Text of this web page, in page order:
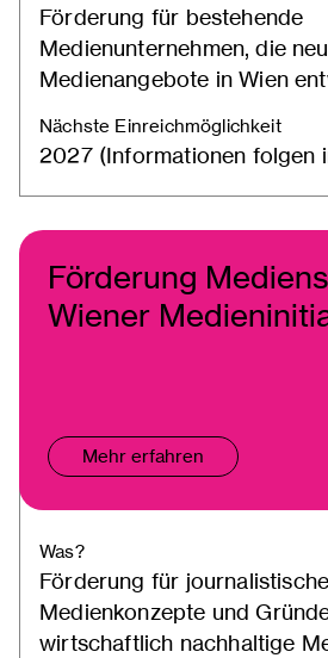
Förderung für bestehende
Medienunternehmen, die
Medienangebote in Wien
Nächste Einreichmöglichkeit
2027 (Informationen folgen
Förderung
Wiener
Mehr erfahren
Was?
Förderung für journalistische
Medienkonzepte und
wirtschaftlich nachhaltige